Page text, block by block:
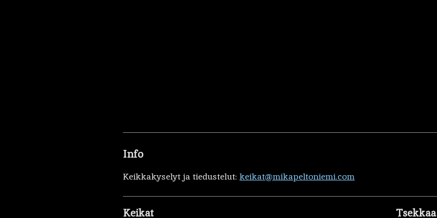
Info
Keikkakyselyt ja tiedustelut: keikat@mikapeltoniemi.com
Keikat